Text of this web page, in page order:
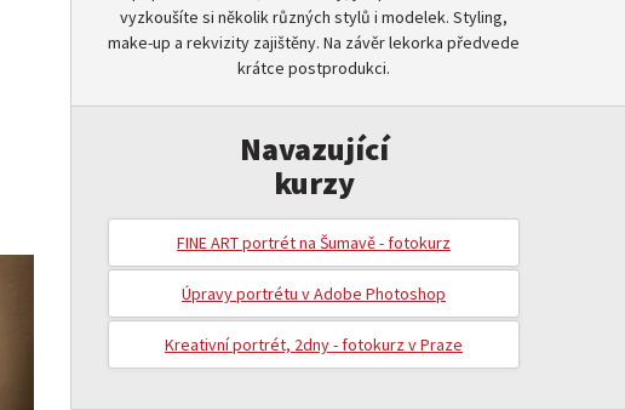
vyzkoušíte si několik různých stylů i modelek. Styling,
make-up a rekvizity zajištěny. Na závěr lekorka předvede
krátce postprodukci.
Navazující
kurzy
FINE ART portrét na Šumavě - fotokurz
Úpravy portrétu v Adobe Photoshop
Kreativní portrét, 2dny - fotokurz v Praze